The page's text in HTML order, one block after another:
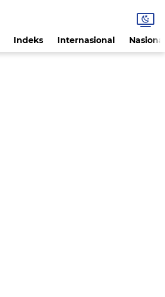
Indeks Internasional